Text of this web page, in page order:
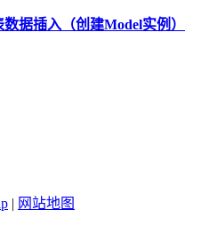
据插入（创建Model实例）
| 网站地图